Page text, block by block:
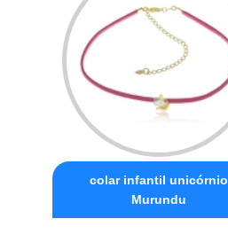
colar infantil unicórnio
Murundu